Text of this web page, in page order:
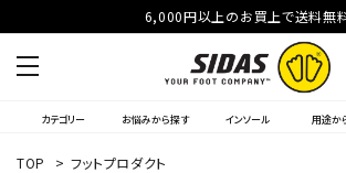
6,000円以上のお買上で送料無
カテゴリー お悩みから探す インソール 用途か
TOP > フットプロダクト